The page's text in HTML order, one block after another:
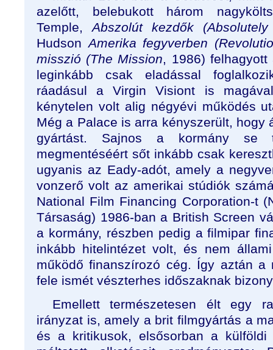
azelőtt, belebukott három
Temple,Abszolút kezdők (Absolutely
HudsonAmerika fegyverben
misszió (The Mission, 1986)
leginkább csak eladással
ráadásul a Virgin Visiont is
kénytelen volt alig négyévi működés
Még a Palace is arra kényszerült, hogy
gyártást. Sajnos a kormány se
megmentéséért sőt inkább csak
ugyanis az Eady-adót, amely a
vonzerő volt az amerikai stúdiók
National Film Financing Corporation-t
Társaság) 1986-ban a British Screen
a kormány, részben pedig a filmipar
inkább hitelintézet volt, és nem
működő finanszírozó cég. Így aztán a
fele ismét vészterhes időszaknak
Emellett természetesen élt egy
irányzat is, amely a brit filmgyártás a
és a kritikusok, elsősorban a külföldi